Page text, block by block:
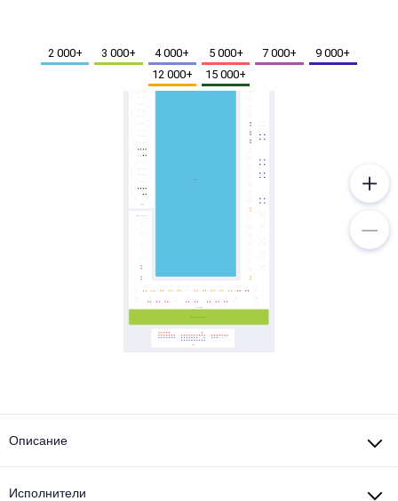
Описание
Исполнители